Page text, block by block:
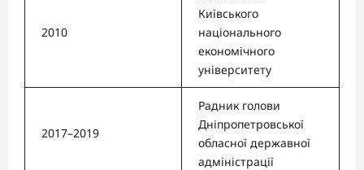
2010
Київського
національного
економічного
університету
2017–2019
Радник голови
Дніпропетровської
обласної державної
адміністрації